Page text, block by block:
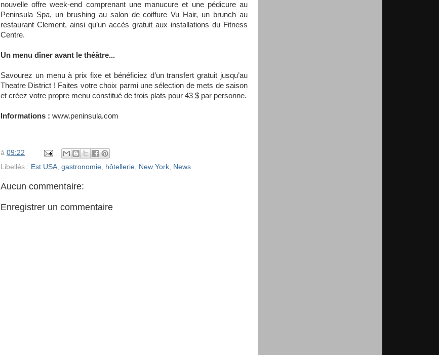
nouvelle offre week-end comprenant une manucure et une pédicure au
Peninsula Spa, un brushing au salon de coiffure Vu Hair, un brunch au
restaurant Clement, ainsi qu’un accès gratuit aux installations du Fitness
Centre.
Un menu dîner avant le théâtre...
Savourez un menu à prix fixe et bénéficiez d’un transfert gratuit jusqu’au
Theatre District ! Faites votre choix parmi une sélection de mets de saison
et créez votre propre menu constitué de trois plats pour 43 $ par personne.
Informations : www.peninsula.com
à 09:22
Libellés : Est USA gastronomie hôtellerie New York News
Aucun commentaire:
Enregistrer un commentaire